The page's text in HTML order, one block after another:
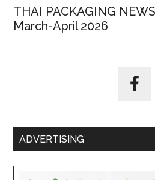
THAI PACKAGING
March-April 2026
ADVERTISING